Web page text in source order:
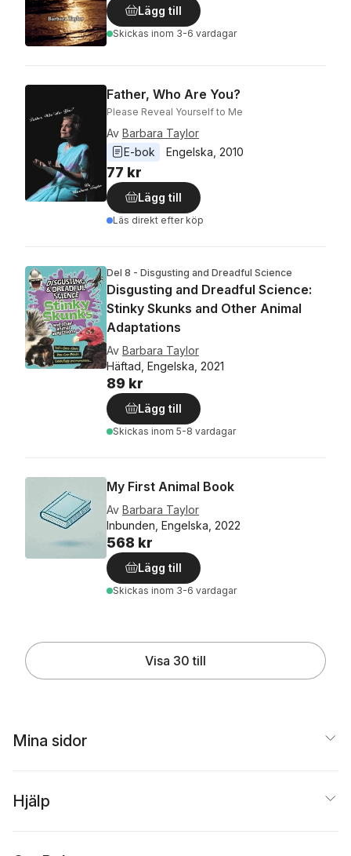
Lägg till
Skickas inom 3-6 vardagar
Father, Who Are You?
Please Reveal Yourself to Me
Av Barbara Taylor
E-bok
Engelska 2010
77 kr
Lägg till
Läs direkt efter köp
Del 8 - Disgusting and Dreadful Science
Disgusting and Dreadful Science:
Stinky Skunks and Other Animal
Adaptations
Av Barbara Taylor
Häftad, Engelska, 2021
89 kr
Lägg till
Skickas inom 5-8 vardagar
My First Animal Book
Av Barbara Taylor
Inbunden, Engelska, 2022
568 kr
Lägg till
Skickas inom 3-6 vardagar
Visa 30 till
Mina sidor
Hjälp